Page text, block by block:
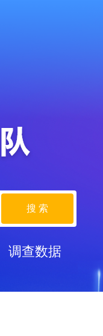
搜 索
调查数据